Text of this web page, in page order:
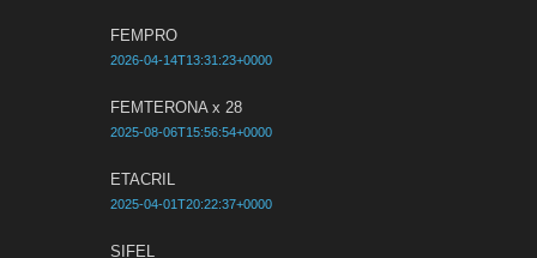
FEMPRO
2026-04-14T13:31:23+0000
FEMTERONA x 28
2025-08-06T15:56:54+0000
ETACRIL
2025-04-01T20:22:37+0000
SIFEL